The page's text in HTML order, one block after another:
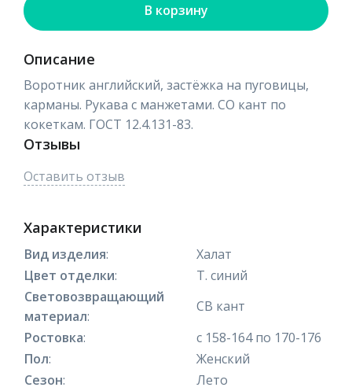
В корзину
Описание
Воротник английский, застёжка на пуговицы,
карманы. Рукава с манжетами. СО кант по
кокеткам. ГОСТ 12.4.131-83.
Отзывы
Оставить отзыв
Характеристики
Вид изделия:
Халат
Цвет отделки:
Т. синий
Световозвращающий
материал:
СВ кант
Ростовка:
с 158-164 по 170-176
Пол:
Женский
Сезон:
Лето